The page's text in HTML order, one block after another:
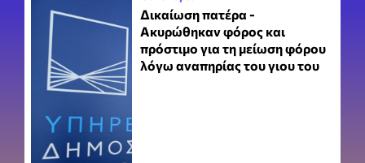
Δικαίωση πατέρα -
Ακυρώθηκαν φόρος και
πρόστιμο για τη μείωση φόρου
λόγω αναπηρίας του γιου του